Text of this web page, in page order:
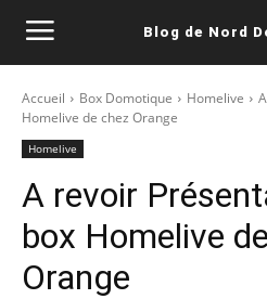
Blog de Nord
Accueil Box Domotique Homelive
Homelive de chez Orange
Homelive
A revoir
box Homelive
Orange